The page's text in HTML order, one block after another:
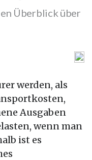
Überblick über
werden, als
Ausgaben
wenn man
ist es